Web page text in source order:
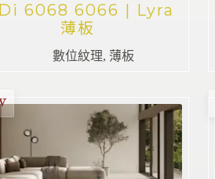
6068 6066 | Lyra
薄板
數位紋理, 薄板